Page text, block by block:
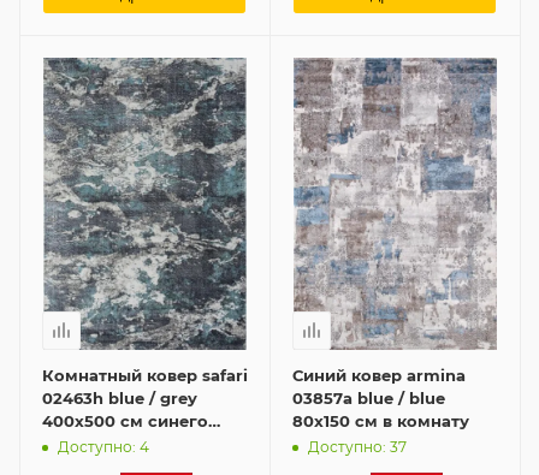
Комнатный ковер safari
02463h blue / grey
400x500 см синего
цвета
Доступно: 4
Синий ковер armina
03857a blue / blue
80x150 см в комнату
Доступно: 37